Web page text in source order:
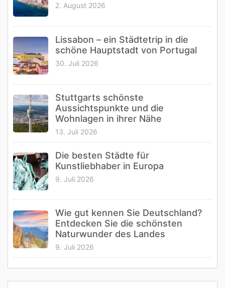
2. August 2026
Lissabon – ein Städtetrip in die
schöne Hauptstadt von Portugal
30. Juli 2026
Stuttgarts schönste
Aussichtspunkte und die
Wohnlagen in ihrer Nähe
13. Juli 2026
Die besten Städte für
Kunstliebhaber in Europa
9. Juli 2026
Wie gut kennen Sie Deutschland?
Entdecken Sie die schönsten
Naturwunder des Landes
9. Juli 2026